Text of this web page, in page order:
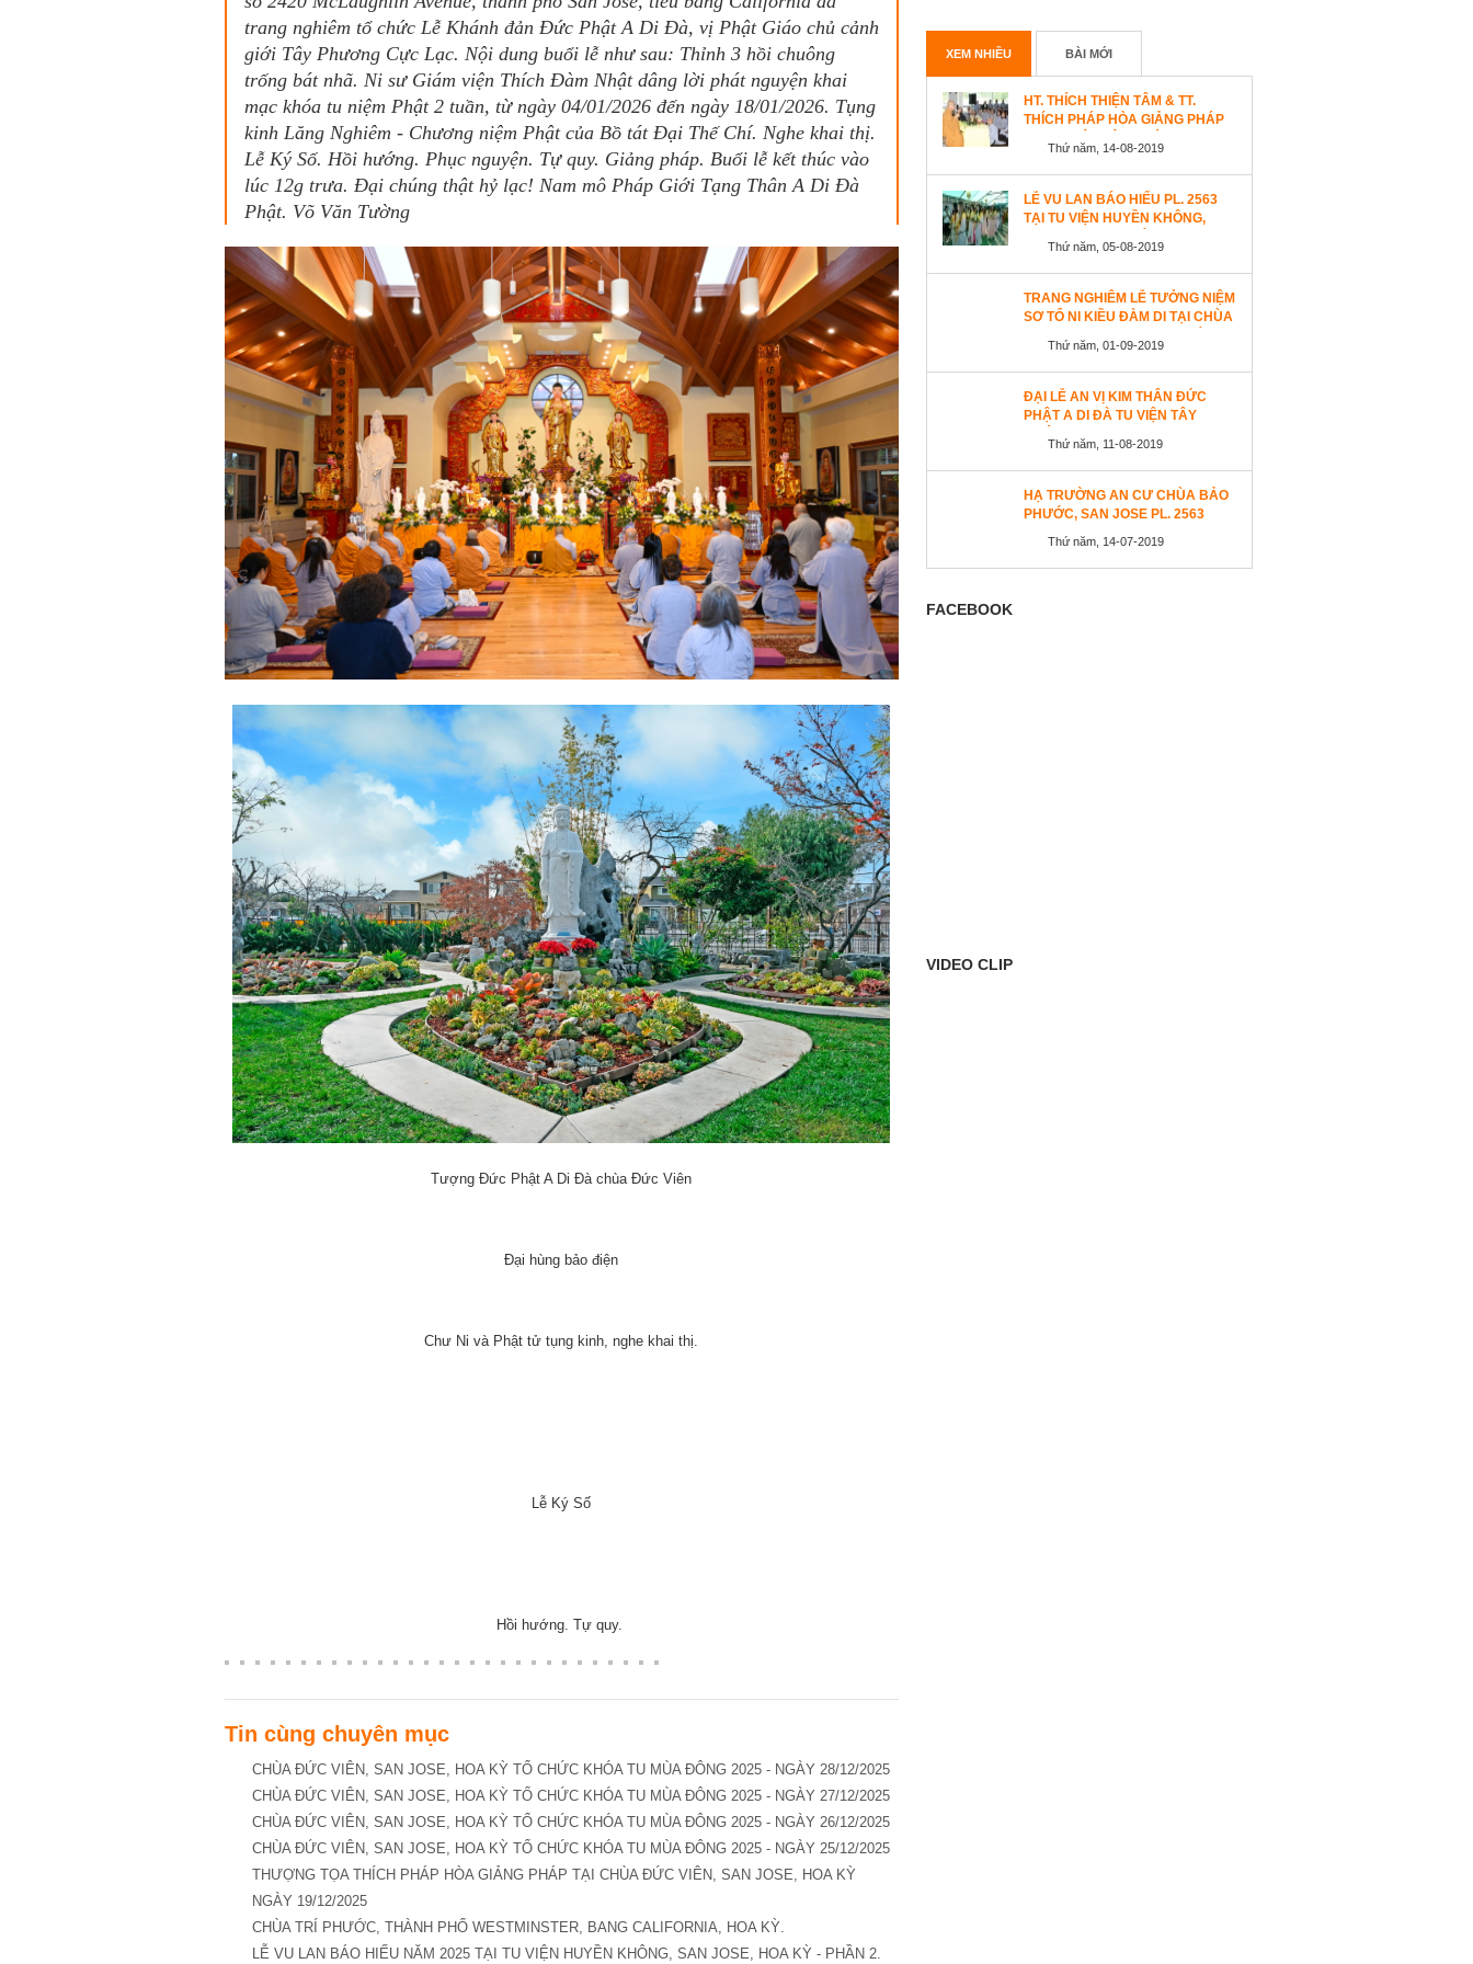
trang nghiêm tổ chức Lễ Khánh đản Đức Phật A Di Đà, vị Phật Giáo chủ cảnh
giới Tây Phương Cực Lạc. Nội dung buổi lễ như sau: Thỉnh 3 hồi chuông
trống bát nhã. Ni sư Giám viện Thích Đàm Nhật dâng lời phát nguyện khai
mạc khóa tu niệm Phật 2 tuần, từ ngày 04/01/2026 đến ngày 18/01/2026. Tụng
kinh Lăng Nghiêm - Chương niệm Phật của Bồ tát Đại Thế Chí. Nghe khai thị.
Lễ Ký Số. Hồi hướng. Phục nguyện. Tự quy. Giảng pháp. Buổi lễ kết thúc vào
lúc 12g trưa. Đại chúng thật hỷ lạc! Nam mô Pháp Giới Tạng Thân A Di Đà
Phật. Võ Văn Tường
Tượng Đức Phật A Di Đà chùa Đức Viên
Đại hùng bảo điện
Chư Ni và Phật tử tụng kinh, nghe khai thị.
Lễ Ký Số
Hồi hướng. Tự quy.
Tin cùng chuyên mục
CHÙA ĐỨC VIÊN, SAN JOSE, HOA KỲ TỔ CHỨC KHÓA TU MÙA ĐÔNG 2025 - NGÀY 28/12/2025
CHÙA ĐỨC VIÊN, SAN JOSE, HOA KỲ TỔ CHỨC KHÓA TU MÙA ĐÔNG 2025 - NGÀY 27/12/2025
CHÙA ĐỨC VIÊN, SAN JOSE, HOA KỲ TỔ CHỨC KHÓA TU MÙA ĐÔNG 2025 - NGÀY 26/12/2025
CHÙA ĐỨC VIÊN, SAN JOSE, HOA KỲ TỔ CHỨC KHÓA TU MÙA ĐÔNG 2025 - NGÀY 25/12/2025
THƯỢNG TỌA THÍCH PHÁP HÒA GIẢNG PHÁP TẠI CHÙA ĐỨC VIÊN, SAN JOSE, HOA KỲ
NGÀY 19/12/2025
CHÙA TRÍ PHƯỚC, THÀNH PHỐ WESTMINSTER, BANG CALIFORNIA, HOA KỲ.
LỄ VU LAN BÁO HIẾU NĂM 2025 TẠI TU VIỆN HUYỀN KHÔNG, SAN JOSE, HOA KỲ - PHẦN 2.
XEM NHIỀU BÀI MỚI
HT. THÍCH THIỆN TÂM & TT.
THÍCH PHÁP HÒA GIẢNG PHÁP
WESTLOCK, CANADA
Thứ năm, 14-08-2019
LỄ VU LAN BÁO HIẾU PL. 2563
TẠI TU VIỆN HUYỀN KHÔNG,
Thứ năm, 05-08-2019
TRANG NGHIÊM LỄ TƯỞNG NIỆM
SƠ TỔ NI KIỀU ĐÀM DI TẠI CHÙA
Thứ năm, 01-09-2019
ĐẠI LỄ AN VỊ KIM THÂN ĐỨC
PHẬT A DI ĐÀ TU VIỆN TÂY
Thứ năm, 11-08-2019
HẠ TRƯỜNG AN CƯ CHÙA BẢO
PHƯỚC, SAN JOSE PL. 2563
Thứ năm, 14-07-2019
FACEBOOK
VIDEO CLIP